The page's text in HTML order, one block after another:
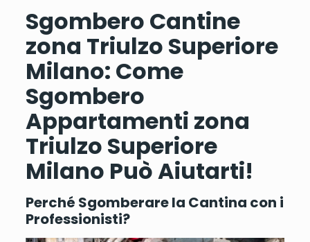
Sgombero Cantine
zona Triulzo Superiore
Milano: Come
Sgombero
Appartamenti zona
Triulzo Superiore
Milano Può Aiutarti!
Perché Sgomberare la Cantina con i
Professionisti?